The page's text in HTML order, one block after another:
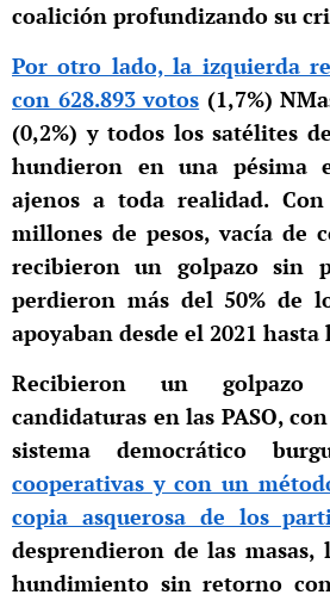
coalición profundizando su
Por otro lado, la izquierda
con 628.893 votos (1,7%)
(0,2%) y todos los satélites
hundieron en una pésima
ajenos a toda realidad.
millones de pesos, vacía de
recibieron un golpazo sin
perdieron más del 50% de
apoyaban desde el 2021 hasta
Recibieron un golpazo
candidaturas en las PASO,
sistema democrático
cooperativas y con un
copia asquerosa de los
desprendieron de las masas,
hundimiento sin retorno